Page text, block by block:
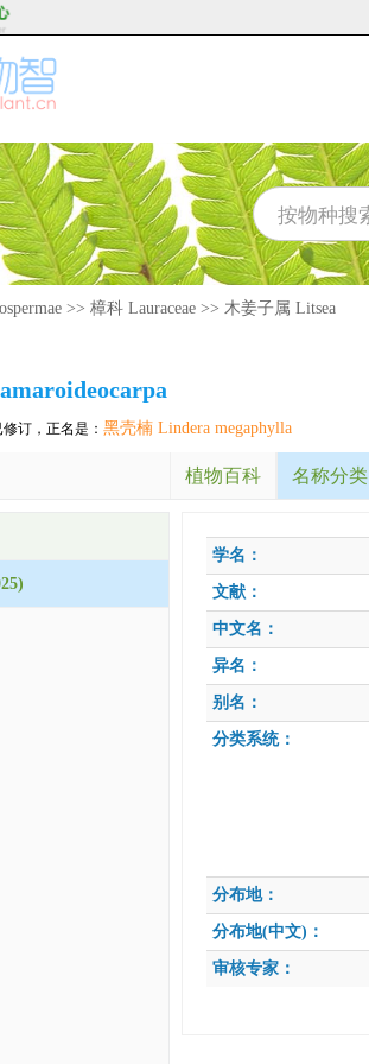
>> 樟科 Lauraceae >> 木姜子属 Litsea
amaroideocarpa
订，正名是： 黑壳楠 Lindera megaphylla
植物百科 名称分类
学名：
文献：
中文名：
异名：
别名：
分类系统：
分布地：
分布地(中文)：
审核专家：